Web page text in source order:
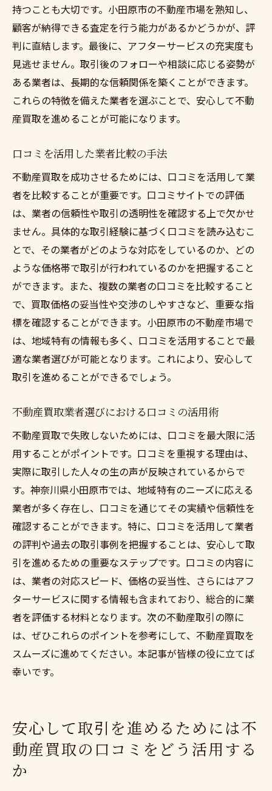
持つことも大切です。小田原市の不動産市場を熟知し、
顧客が納得できる査定を行う能力があるかどうかが、評
判に直結します。最後に、アフターサービスの充実度も
見逃せません。取引後のフォローや相談に応じる姿勢が
ある業者は、長期的な信頼関係を築くことができます。
これらの特徴を備えた業者を選ぶことで、安心して不動
産買取を進めることが可能になります。
口コミを活用した業者比較の手法
不動産買取を成功させるためには、口コミを活用して業
者を比較することが重要です。口コミサイトでの評価
は、業者の信頼性や取引の透明性を確認する上で欠かせ
ません。具体的な取引経験に基づく口コミを読み込むこ
とで、その業者がどのような対応をしているのか、どの
ような価格帯で取引が行われているのかを把握すること
ができます。また、複数の業者の口コミを比較すること
で、買取価格の妥当性や交渉のしやすさなど、重要な指
標を確認することができます。小田原市の不動産市場で
は、地域特有の情報も多く、口コミを活用することで最
適な業者選びが可能となります。これにより、安心して
取引を進めることができるでしょう。
不動産買取業者選びにおける口コミの活用術
不動産買取で失敗しないためには、口コミを最大限に活
用することがポイントです。口コミを重視する理由は、
実際に取引した人々の生の声が反映されているからで
す。神奈川県小田原市では、地域特有のニーズに応える
業者が多く存在し、口コミを通じてその実績や信頼性を
確認することができます。特に、口コミを活用して業者
の評判や過去の取引事例を把握することは、安心して取
引を進めるための重要なステップです。口コミの内容に
は、業者の対応スピード、価格の妥当性、さらにはアフ
ターサービスに関する情報も含まれており、総合的に業
者を評価する材料となります。次の不動産取引の際に
は、ぜひこれらのポイントを参考にして、不動産買取を
スムーズに進めてください。本記事が皆様の役に立てば
幸いです。
安心して取引を進めるためには不
動産買取の口コミをどう活用する
か